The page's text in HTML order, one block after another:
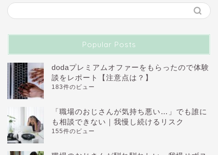
Popular Posts
dodaプレミアムオファーをもらったので体験
談をレポート【注意点は？】
183件のビュー
「職場のおじさんが気持ち悪い…」でも誰に
も相談できない｜我慢し続けるリスク
155件のビュー